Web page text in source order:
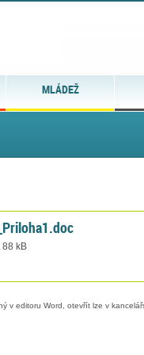
MLÁDEŽ
88 kB
v editoru Word, otevřít lze v